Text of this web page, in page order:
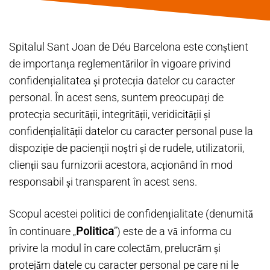
Spitalul Sant Joan de Déu Barcelona este conștient
de importanța reglementărilor în vigoare privind
confidențialitatea și protecția datelor cu caracter
personal. În acest sens, suntem preocupați de
protecția securității, integrității, veridicității și
confidențialității datelor cu caracter personal puse la
dispoziție de pacienții noștri și de rudele, utilizatorii,
clienții sau furnizorii acestora, acționând în mod
responsabil și transparent în acest sens.
Scopul acestei politici de confidențialitate (denumită
în continuare „Politica”) este de a vă informa cu
privire la modul în care colectăm, prelucrăm și
protejăm datele cu caracter personal pe care ni le